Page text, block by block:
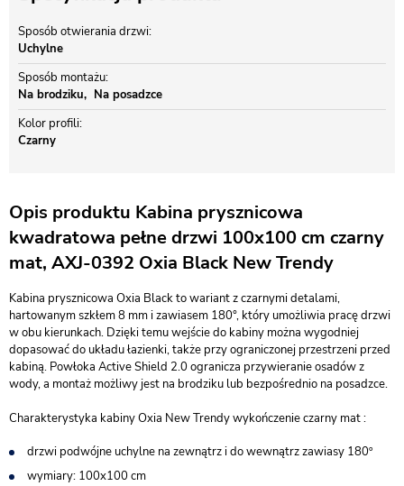
Sposób otwierania drzwi
Uchylne
Sposób montażu
Na brodziku
Na posadzce
Kolor profili
Czarny
Opis produktu Kabina prysznicowa
kwadratowa pełne drzwi 100x100 cm czarny
mat, AXJ-0392 Oxia Black New Trendy
Kabina prysznicowa Oxia Black to wariant z czarnymi detalami,
hartowanym szkłem 8 mm i zawiasem 180°, który umożliwia pracę drzwi
w obu kierunkach. Dzięki temu wejście do kabiny można wygodniej
dopasować do układu łazienki, także przy ograniczonej przestrzeni przed
kabiną. Powłoka Active Shield 2.0 ogranicza przywieranie osadów z
wody, a montaż możliwy jest na brodziku lub bezpośrednio na posadzce.
Charakterystyka kabiny Oxia New Trendy wykończenie czarny mat :
drzwi podwójne uchylne na zewnątrz i do wewnątrz zawiasy 180º
wymiary: 100x100 cm